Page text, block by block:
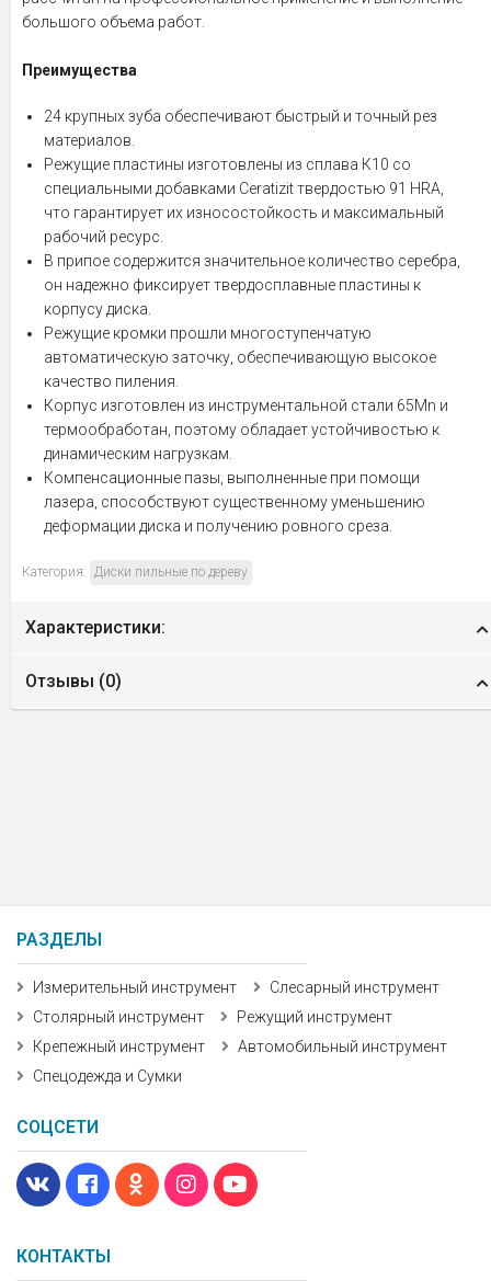
большого объема работ.
Преимущества
24 крупных зуба обеспечивают быстрый и точный рез
материалов.
Режущие пластины изготовлены из сплава К10 со
специальными добавками Ceratizit твердостью 91 HRА,
что гарантирует их износостойкость и максимальный
рабочий ресурс.
В припое содержится значительное количество серебра,
он надежно фиксирует твердосплавные пластины к
корпусу диска.
Режущие кромки прошли многоступенчатую
автоматическую заточку, обеспечивающую высокое
качество пиления.
Корпус изготовлен из инструментальной стали 65Mn и
термообработан, поэтому обладает устойчивостью к
динамическим нагрузкам.
Компенсационные пазы, выполненные при помощи
лазера, способствуют существенному уменьшению
деформации диска и получению ровного среза.
Категория: Диски пильные по дереву
Характеристики:
Отзывы (0)
КОНТАКТЫ
РАЗДЕЛЫ
Измерительный инструмент
Слесарный инструмент
Столярный инструмент
Режущий инструмент
Крепежный инструмент
Автомобильный инструмент
Спецодежда и Сумки
СОЦСЕТИ